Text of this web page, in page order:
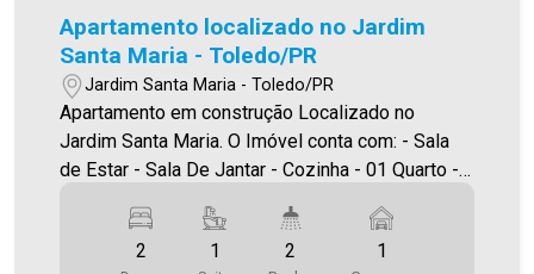
Apartamento localizado no Jardim
Santa Maria - Toledo/PR
Jardim Santa Maria - Toledo/PR
Apartamento em construção Localizado no
Jardim Santa Maria. O Imóvel conta com: - Sala
de Estar - Sala De Jantar - Cozinha - 01 Quarto -
churrasqueira Área privativa 70,45m² A Imobiliária
2 1 2 1